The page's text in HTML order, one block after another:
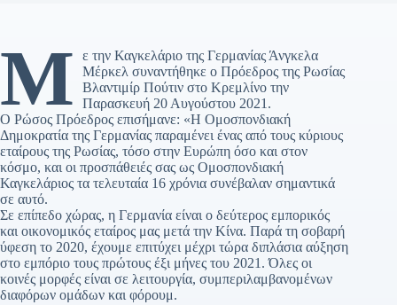
Μ
ε την Καγκελάριο της Γερμανίας Άνγκελα
Μέρκελ συναντήθηκε ο Πρόεδρος της Ρωσίας
Βλαντιμίρ Πούτιν στο Κρεμλίνο την
Παρασκευή 20 Αυγούστου 2021.
Ο Ρώσος Πρόεδρος επισήμανε: «Η Ομοσπονδιακή
Δημοκρατία της Γερμανίας παραμένει ένας από τους κύριους
εταίρους της Ρωσίας, τόσο στην Ευρώπη όσο και στον
κόσμο, και οι προσπάθειές σας ως Ομοσπονδιακή
Καγκελάριος τα τελευταία 16 χρόνια συνέβαλαν σημαντικά
σε αυτό.
Σε επίπεδο χώρας, η Γερμανία είναι ο δεύτερος εμπορικός
και οικονομικός εταίρος μας μετά την Κίνα. Παρά τη σοβαρή
ύφεση το 2020, έχουμε επιτύχει μέχρι τώρα διπλάσια αύξηση
στο εμπόριο τους πρώτους έξι μήνες του 2021. Όλες οι
κοινές μορφές είναι σε λειτουργία, συμπεριλαμβανομένων
διαφόρων ομάδων και φόρουμ.